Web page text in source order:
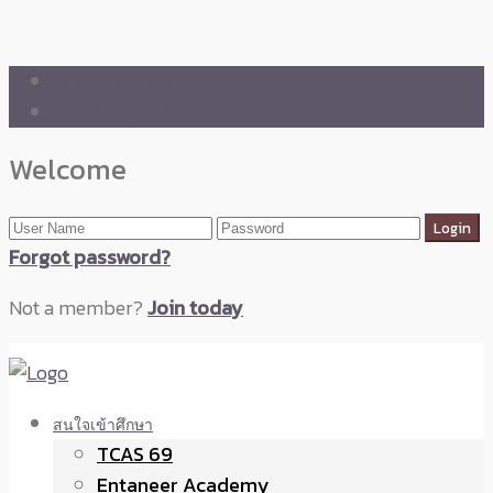
Welcome
Forgot password?
Not a member?Join today
สนใจเข้าศึกษา
TCAS 69
Entaneer Academy